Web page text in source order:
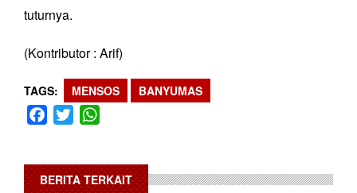
tuturnya.
(Kontributor : Arif)
TAGS MENSOS BANYUMAS
Facebook
Twitter
BERITA TERKAIT